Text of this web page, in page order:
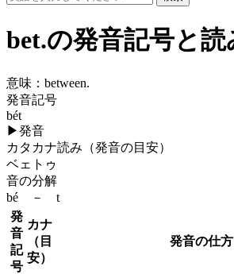
bet.の発音記号と読
意味： between.
発音記号
bét
▶発音
カタカナ読み（発音の目安）
ベェトゥ
音の分解
bé － t
発
音
記
号
カナ
（目
安）
発音の仕方